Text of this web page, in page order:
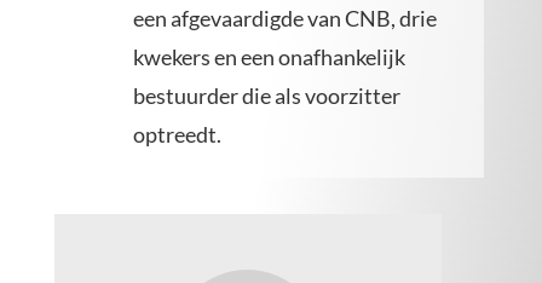
een afgevaardigde van CNB, drie
kwekers en een onafhankelijk
bestuurder die als voorzitter
optreedt.